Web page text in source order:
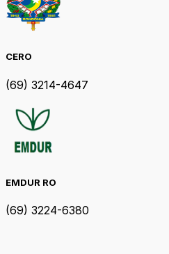
CERO
(69) 3214-4647
EMDUR RO
(69) 3224-6380